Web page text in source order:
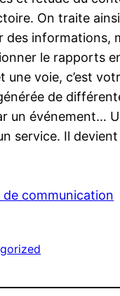
On traite
des informations,
le rapports en
une voie, c’est
de
un événement…
service. Il
communication